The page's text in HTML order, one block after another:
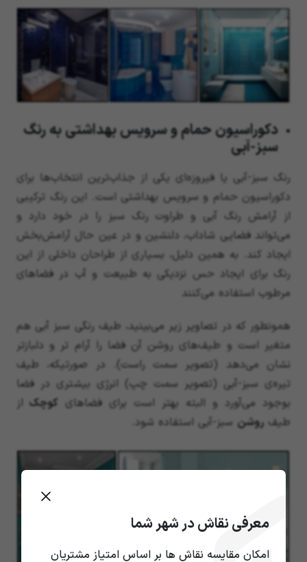
معرفی نقاش در شهر شما
امکان مقایسه نقاش ها بر اساس امتیاز مشتریان
دکوراسیون حمام و سرویس بهداشتی به رنگ
سبز-آبی
رنگ سبز-آبی یا فیروزه‌ای یکی از جذاب‌ترین انتخاب‌ها برای
دکوراسیون حمام و سرویس بهداشتی است. این رنگ ترکیبی
از آرامش رنگ آبی و طراوت رنگ سبز را در خود دارد و
می‌تواند فضایی شاداب، دلنشین و در عین حال آرامش‌بخش
ایجاد کند. به همین دلیل، بسیاری از طراحان داخلی از این
رنگ برای ایجاد حس نزدیکی به طبیعت و آب در فضاهای
مرطوب استفاده می‌کنند
همونطور که در تصاویر زیر می‌بینید، طیف رنگی سبز آبی هم
متغیر است و طیف‌های روشن آن فضا را آرام تر و دلبازتر
نشان می‌دهد (تصویر سمت راست). در صورتیکه، طیف
تیره‌ی سبز-آبی (تصویر سمت چپ) انرژی بیشتری در فضا
بوجود می‌آورد و البته بهتر است برای فضاهای کوچک از
طیف روشن سبز-آبی استفاده شود.